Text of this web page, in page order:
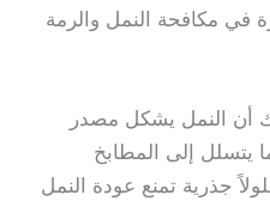
في مكافحة النمل والرمة
أن النمل يشكل مصدر
يتسلل إلى المطابخ
جذرية تمنع عودة النمل